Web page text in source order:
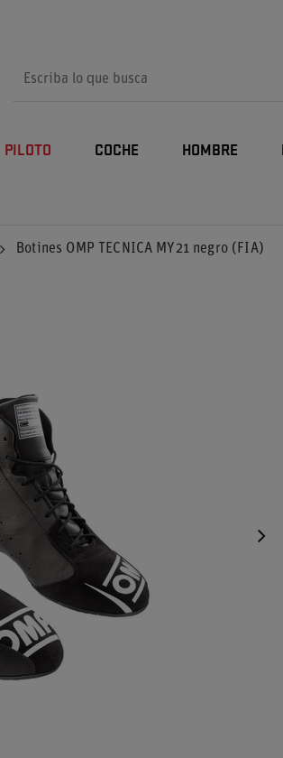
PILOTO COCHE HOMBRE
Botines OMP TECNICA MY21 negro (FIA)